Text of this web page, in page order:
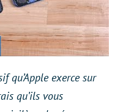
qu’Apple exerce sur
qu’ils vous